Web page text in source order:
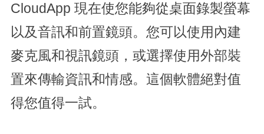
CloudApp 現在使您能夠從桌面錄製螢幕
以及音訊和前置鏡頭。您可以使用內建
麥克風和視訊鏡頭，或選擇使用外部裝
置來傳輸資訊和情感。這個軟體絕對值
得您值得一試。